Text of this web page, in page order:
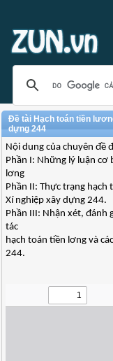
Đề tài Hạch toán tiền
dựng 244
Nội dung của chuyên đề
Phần I: Những lý luận cơ
lơng
Phần II: Thực trạng hạch
Xí nghiệp xây dựng 244.
Phần III: Nhận xét, đánh
tác
hạch toán tiền lơng và
244.